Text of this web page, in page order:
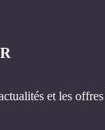
et les